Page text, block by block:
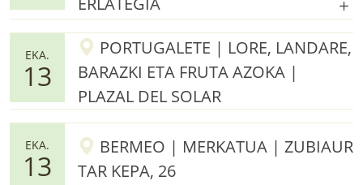
EKA.
13
PORTUGALETE | LORE, LANDARE,
BARAZKI ETA FRUTA AZOKA |
PLAZAL DEL SOLAR
EKA.
13
BERMEO | MERKATUA | ZUBIAUR
TAR KEPA, 26